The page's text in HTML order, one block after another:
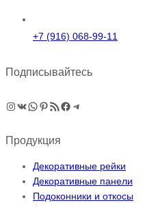
+7 (916) 068-99-11
Подписывайтесь
Instagram
ВКонтакте
WhatsApp
Pinterest
RSS-рассылка
Facebook
Telegram
Продукция
Декоративные рейки
Декоративные панели
Подоконники и откосы